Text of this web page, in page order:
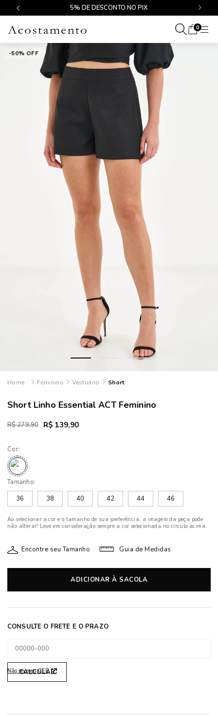
5% DE DESCONTO NO PIX
0
-50% OFF
Feminino Vestuário Short
Short Linho Essential ACT Feminino
R$ 279,90 R$ 139,90
Cor:
Tamanho:
36
38 40 42 44 46
Ao selecionar a cor e o tamanho de sua preferência, a imagem da peça pode
não alterar! Leve em consideração sempre a cor selecionada no círculo acima.
Encontre seu Tamanho Guia de Medidas
ADICIONAR À SACOLA
Não sei meu CEP